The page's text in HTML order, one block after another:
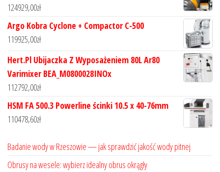
124929,00zł
Argo Kobra Cyclone + Compactor C-500
119925,00zł
Hert.Pl Ubijaczka Z Wyposażeniem 80L Ar80
Varimixer BEA_M0800028INOx
112792,00zł
HSM FA 500.3 Powerline ścinki 10.5 x 40-76mm
110478,60zł
Badanie wody w Rzeszowie — jak sprawdzić jakość wody pitnej
Obrusy na wesele: wybierz idealny obrus okrągły